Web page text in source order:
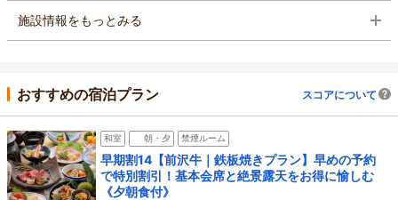
施設情報をもっとみる
おすすめの宿泊プラン スコアについて
和室 朝・夕 禁煙ルーム
早期割14【前沢牛｜鉄板焼きプラン】早めの予約
で特別割引！基本会席と絶景露天をお得に愉しむ
《夕朝食付》